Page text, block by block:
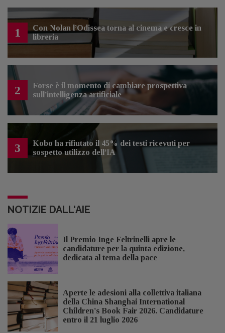
1
Con Nolan l’Odissea torna al cinema e cresce in
libreria
2
Forse è il momento di cambiare prospettiva
sull’intelligenza artificiale
3
Kobo ha rifiutato il 45% dei testi ricevuti per
sospetto utilizzo dell’IA
NOTIZIE DALL'AIE
Il Premio Inge Feltrinelli apre le
candidature per la quinta edizione,
dedicata al tema della pace
Aperte le adesioni alla collettiva italiana
della China Shanghai International
Children's Book Fair 2026. Candidature
entro il 21 luglio 2026